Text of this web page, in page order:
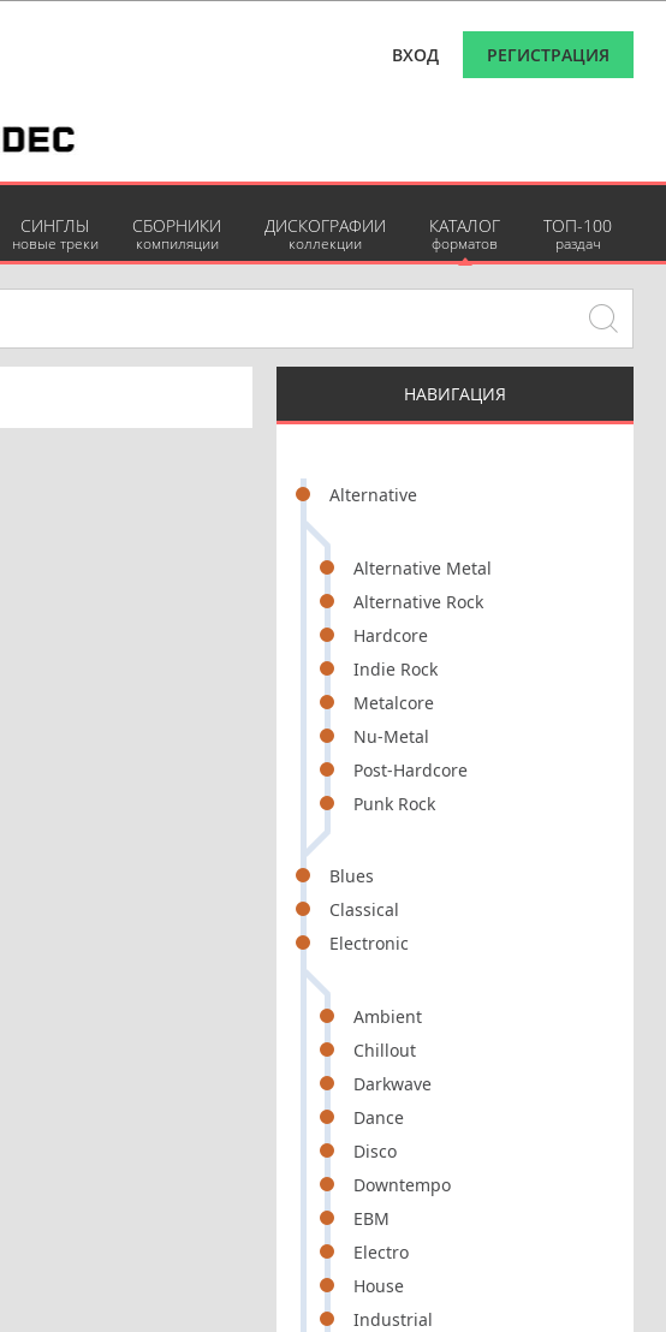
ВХОД РЕГИСТРАЦИЯ
СИНГЛЫ
новые треки
СБОРНИКИ
компиляции
ДИСКОГРАФИИ
коллекции
КАТАЛОГ
форматов
ТОП-100
раздач
НАВИГАЦИЯ
Alternative
Alternative Metal
Alternative Rock
Hardcore
Indie Rock
Metalcore
Nu-Metal
Post-Hardcore
Punk Rock
Blues
Classical
Electronic
Ambient
Chillout
Darkwave
Dance
Disco
Downtempo
EBM
Electro
House
Industrial